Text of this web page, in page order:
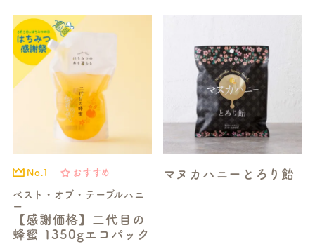
No.1 おすすめ
ベスト・オブ・テーブルハニ
ー
【感謝価格】二代目の
蜂蜜 1350gエコパック
マヌカハニーとろり飴